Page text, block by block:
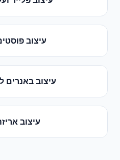
עיצוב
עיצוב באנרים
עיצוב